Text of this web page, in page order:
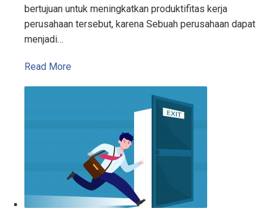
bertujuan untuk meningkatkan produktifitas kerja
perusahaan tersebut, karena Sebuah perusahaan dapat
menjadi…
Read More